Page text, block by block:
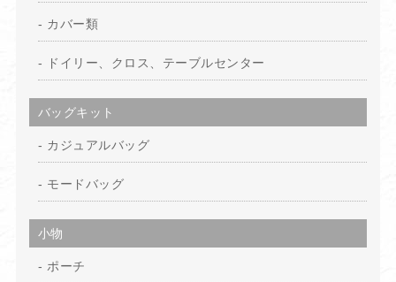
カバー類
ドイリー、クロス、テーブルセンター
バッグキット
カジュアルバッグ
モードバッグ
小物
ポーチ